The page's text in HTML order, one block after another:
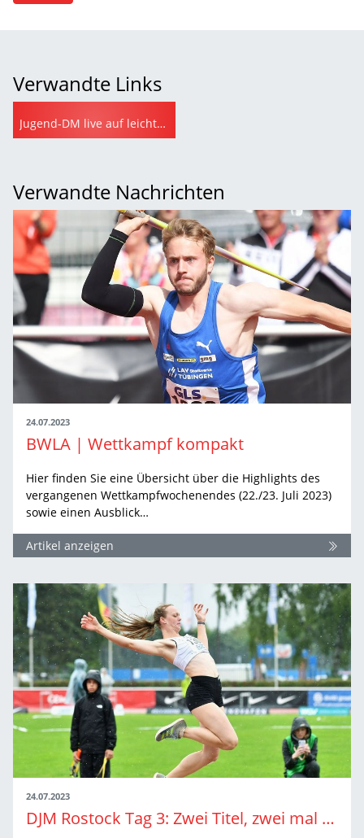
Verwandte Links
Jugend-DM live auf leichtathletik.de
Verwandte Nachrichten
24.07.2023
BWLA | Wettkampf kompakt
Hier finden Sie eine Übersicht über die Highlights des
vergangenen Wettkampfwochenendes (22./23. Juli 2023)
sowie einen Ausblick…
Artikel anzeigen
24.07.2023
DJM Rostock Tag 3: Zwei Titel, zwei mal Silber und zwei mal Bronze